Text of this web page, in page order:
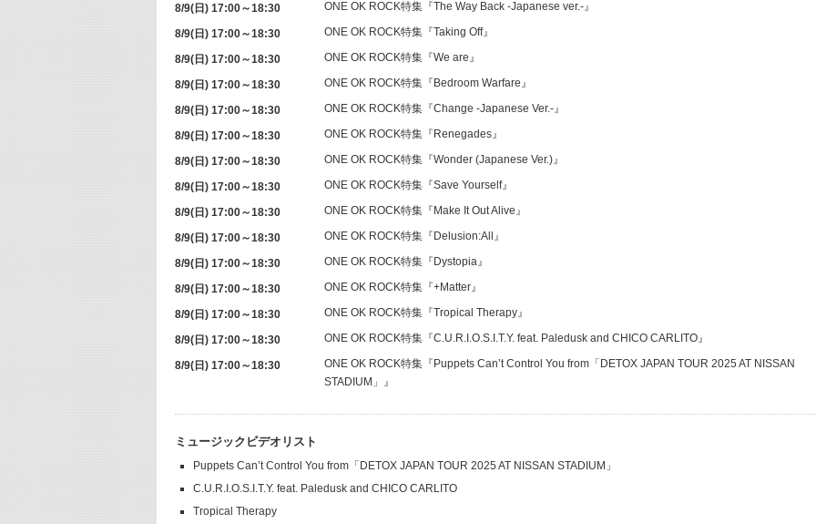
8/9(日) 17:00～18:30 ONE OK ROCK特集 『The Way Back -Japanese ver.-』
8/9(日) 17:00～18:30 ONE OK ROCK特集 『Taking Off』
8/9(日) 17:00～18:30 ONE OK ROCK特集 『We are』
8/9(日) 17:00～18:30 ONE OK ROCK特集 『Bedroom Warfare』
8/9(日) 17:00～18:30 ONE OK ROCK特集 『Change -Japanese Ver.-』
8/9(日) 17:00～18:30 ONE OK ROCK特集 『Renegades』
8/9(日) 17:00～18:30 ONE OK ROCK特集 『Wonder (Japanese Ver.)』
8/9(日) 17:00～18:30 ONE OK ROCK特集 『Save Yourself』
8/9(日) 17:00～18:30 ONE OK ROCK特集 『Make It Out Alive』
8/9(日) 17:00～18:30 ONE OK ROCK特集 『Delusion:All』
8/9(日) 17:00～18:30 ONE OK ROCK特集 『Dystopia』
8/9(日) 17:00～18:30 ONE OK ROCK特集 『+Matter』
8/9(日) 17:00～18:30 ONE OK ROCK特集 『Tropical Therapy』
8/9(日) 17:00～18:30 ONE OK ROCK特集 『C.U.R.I.O.S.I.T.Y. feat. Paledusk and CHICO CARLITO』
8/9(日) 17:00～18:30 ONE OK ROCK特集 『Puppets Can’t Control You from「DETOX JAPAN TOUR 2025 AT NISSAN
STADIUM」』
ミュージックビデオリスト
Puppets Can’t Control You from「DETOX JAPAN TOUR 2025 AT NISSAN STADIUM」
C.U.R.I.O.S.I.T.Y. feat. Paledusk and CHICO CARLITO
Tropical Therapy